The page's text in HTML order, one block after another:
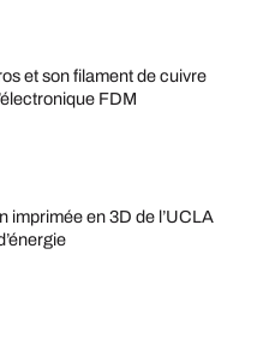
et son filament de cuivre
FDM
imprimée en 3D de l’UCLA